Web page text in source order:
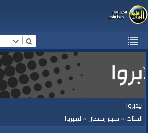
ليدبروا
الفئات»شهر رمضان»ليدبروا